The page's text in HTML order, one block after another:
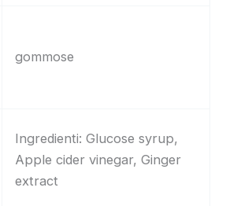
gommose
Ingredienti: Glucose syrup,
Apple cider vinegar, Ginger
extract